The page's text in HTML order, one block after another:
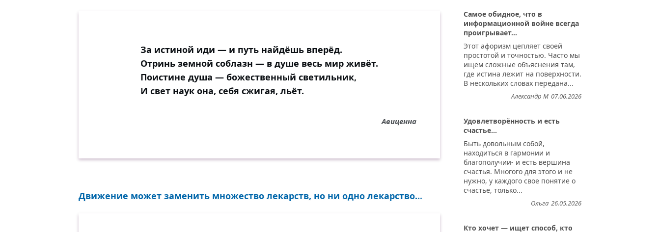
За истиной иди — и путь найдёшь вперёд.
Отринь земной соблазн — в душе весь мир живёт.
Поистине душа — божественный светильник,
И свет наук она, себя сжигая, льёт.
Авиценна
Движение может заменить множество лекарств, но ни одно лекарство...
Самое обидное, что в
информационной войне всегда
проигрывает...
Этот афоризм цепляет своей
простотой и точностью. Часто мы
ищем сложные объяснения там,
где истина лежит на поверхности.
В нескольких словах передана...
07.06.2026
Александр М
Удовлетворённость и есть
счастье...
Быть довольным собой,
находиться в гармонии и
благополучии- и есть вершина
счастья. Многого для этого и не
нужно, у каждого свое понятие о
счастье, только...
26.05.2026
Ольга
Кто хочет — ищет способ, кто